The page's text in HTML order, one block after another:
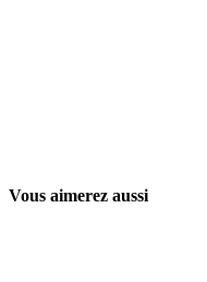
Vous aimerez aussi